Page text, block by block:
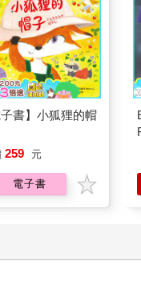
子書】小狐狸的帽
259 元
電子書